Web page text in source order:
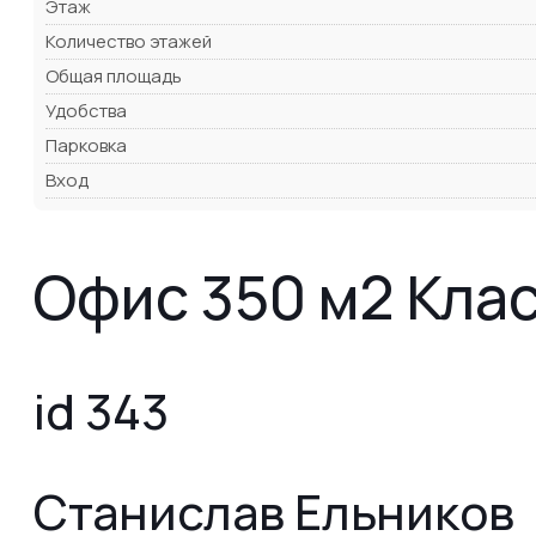
Этаж
Количество этажей
Общая площадь
Удобства
Парковка
Вход
Офис 350 м2
id 343
Станислав Ельников